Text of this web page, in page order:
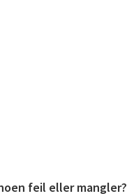
feil eller mangler?